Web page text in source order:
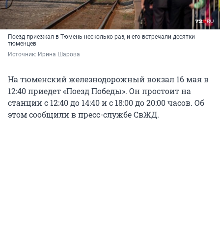
Поезд приезжал в Тюмень несколько раз, и его встречали десятки
тюменцев
Источник: Ирина Шарова
На тюменский железнодорожный вокзал 16 мая в
12:40 приедет «Поезд Победы». Он простоит на
станции с 12:40 до 14:40 и с 18:00 до 20:00 часов. Об
этом сообщили в пресс-службе СвЖД.